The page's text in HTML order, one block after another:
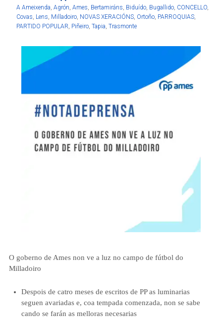
A Ameixenda, Agrón, Ames, Bertamiráns, Biduído, Bugallido, CONCELLO,
Covas, Lens, Milladoiro, NOVAS XERACIÓNS, Ortoño, PARROQUIAS,
PARTIDO POPULAR, Piñeiro, Tapia, Trasmonte
O goberno de Ames non ve a luz no campo de fútbol do
Milladoiro
Despois de catro meses de escritos de PP as luminarias
seguen avariadas e, coa tempada comenzada, non se sabe
cando se farán as melloras necesarias